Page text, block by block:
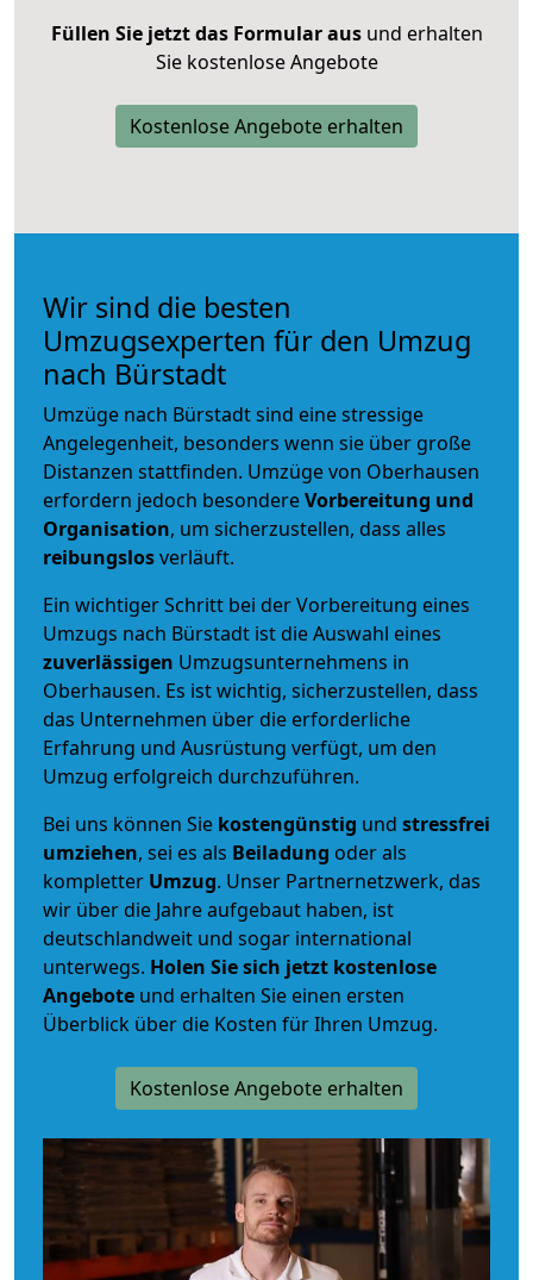
Füllen Sie jetzt das Formular ausund erhalten
Sie kostenlose Angebote
Kostenlose Angebote erhalten
Wir sind die besten
Umzugsexperten für den Umzug
nach Bürstadt
Umzüge nach Bürstadt sind eine stressige
Angelegenheit, besonders wenn sie über große
Distanzen stattfinden. Umzüge von Oberhausen
erfordern jedoch besondereVorbereitung und
Organisation, um sicherzustellen, dass alles
reibungslosverläuft.
Ein wichtiger Schritt bei der Vorbereitung eines
Umzugs nach Bürstadt ist die Auswahl eines
zuverlässigen Umzugsunternehmens in
Oberhausen. Es ist wichtig, sicherzustellen, dass
das Unternehmen über die erforderliche
Erfahrung und Ausrüstung verfügt, um den
Umzug erfolgreich durchzuführen.
Bei uns können Sie kostengünstig und stressfrei
umziehen, sei es als Beiladung oder als
kompletter Umzug. Unser Partnernetzwerk, das
wir über die Jahre aufgebaut haben, ist
deutschlandweit und sogar international
unterwegs. Holen Sie sich jetzt kostenlose
Angebote und erhalten Sie einen ersten
Überblick über die Kosten für Ihren Umzug.
Kostenlose Angebote erhalten